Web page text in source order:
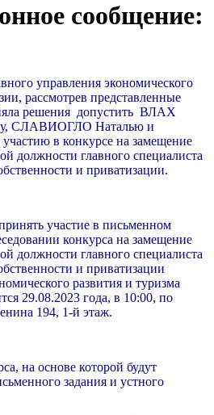
сообщение:
управления экономического
рассмотрев представленные
решения допустить ВЛАХ
СЛАВИОГЛО Наталью и
в конкурсе на замещение
должности главного специалиста
и приватизации.
участие в письменном
конкурса на замещение
должности главного специалиста
и приватизации
развития и туризма
29.08.2023 года, в 10:00, по
194, 1-й этаж.
на основе которой будут
задания и устного